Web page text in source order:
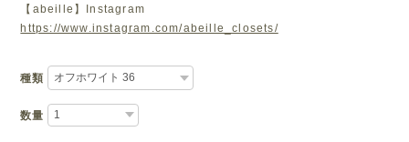
【abeille】Instagram
https://www.instagram.com/abeille_closets/
種類
数量